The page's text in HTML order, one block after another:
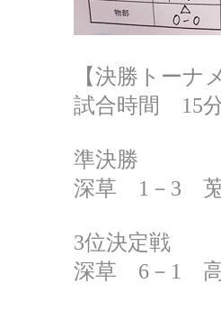
【決勝トーナ
試合時間 15分
準決勝
深草 1－3
3位決定戦
深草 6－1 高